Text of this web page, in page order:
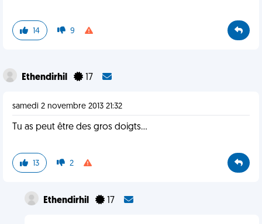
14 9
Ethendirhil 17
samedi 2 novembre 2013 21:32
Tu as peut être des gros doigts...
13 2
Ethendirhil 17